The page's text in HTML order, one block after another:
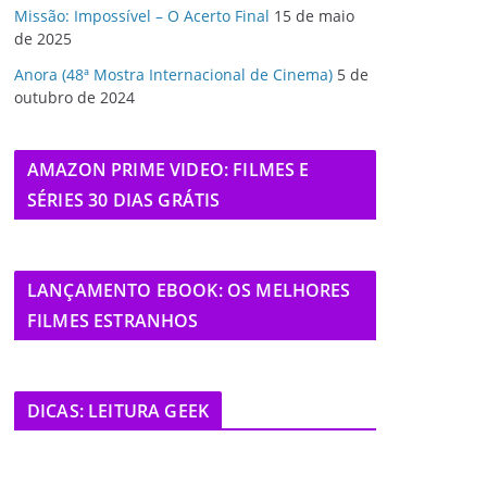
Missão: Impossível – O Acerto Final 15 de maio
de 2025
Anora (48ª Mostra Internacional de Cinema) 5 de
outubro de 2024
AMAZON PRIME VIDEO: FILMES E
SÉRIES 30 DIAS GRÁTIS
LANÇAMENTO EBOOK: OS MELHORES
FILMES ESTRANHOS
DICAS: LEITURA GEEK